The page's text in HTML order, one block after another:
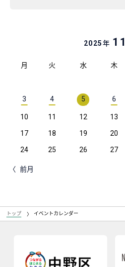
2025年 11
月 火 水 木
3 4 5 6
10 11 12 13
17 18 19 20
24 25 26 27
前月
トップ イベントカレンダー